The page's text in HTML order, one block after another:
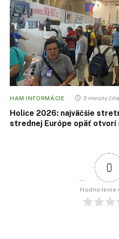
HAM INFORMÁCIE 3 minúty
Holice 2026: najväčšie
strednej Európe opäť otvorí
0
Hodnotenie